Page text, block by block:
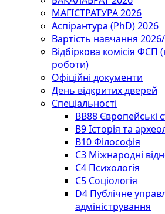
МАГІСТРАТУРА 2026
Аспірантура (PhD) 2026
Вартість навчання
Відбіркова комісія ФСП
роботи)
Офіційні документи
День відкритих дверей
Спеціальності
BВ88 Європейські
B9 Історія та
B10 Філософія
C3 Міжнародні
C4 Психологія
С5 Соціологія
D4 Публічне
адміністрування